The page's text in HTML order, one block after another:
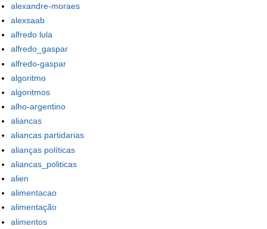
alexandre-moraes
alexsaab
alfredo lula
alfredo_gaspar
alfredo-gaspar
algoritmo
algoritmos
alho-argentino
aliancas
aliancas partidarias
alianças políticas
aliancas_politicas
alien
alimentacao
alimentação
alimentos